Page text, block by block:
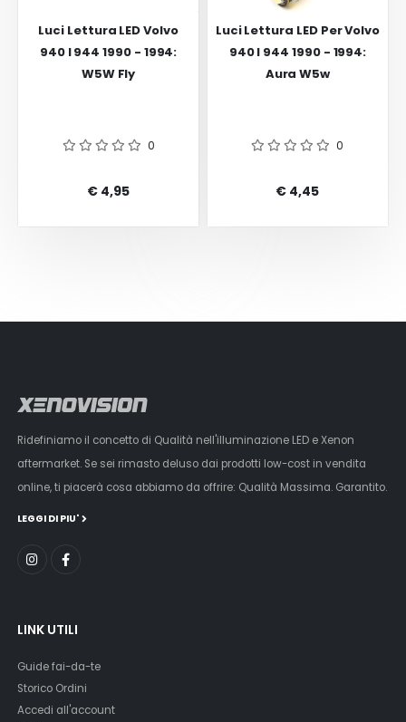
Luci Lettura LED Volvo
940 I 944 1990 - 1994:
W5W Fly
0
€ 4,95
Luci Lettura LED Per Volvo
940 I 944 1990 - 1994:
Aura W5w
0
€ 4,45
Ridefiniamo il concetto di Qualità nell'illuminazione LED e Xenon
aftermarket. Se sei rimasto deluso dai prodotti low-cost in vendita
online, ti piacerà cosa abbiamo da offrire: Qualità Massima. Garantito.
LEGGI DI PIU'
LINK UTILI
Guide fai-da-te
Storico Ordini
Accedi all'account